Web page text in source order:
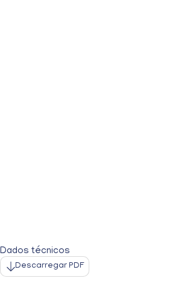
Dados técnicos
Descarregar PDF